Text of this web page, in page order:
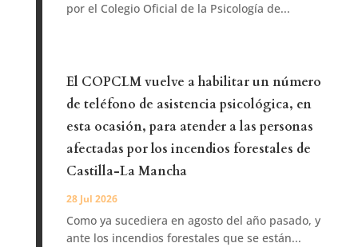
por el Colegio Oficial de la Psicología de...
El COPCLM vuelve a habilitar un número
de teléfono de asistencia psicológica, en
esta ocasión, para atender a las personas
afectadas por los incendios forestales de
Castilla-La Mancha
28 Jul 2026
Como ya sucediera en agosto del año pasado, y
ante los incendios forestales que se están...